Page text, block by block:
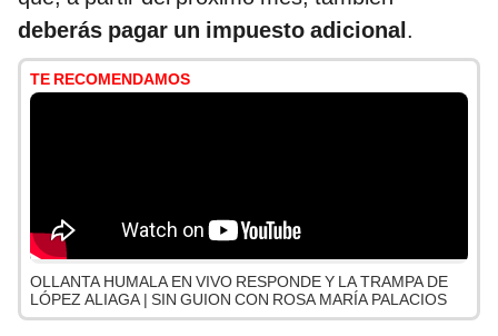
deberás pagar un impuesto adicional.
TE RECOMENDAMOS
OLLANTA HUMALA EN VIVO RESPONDE Y LA TRAMPA DE
LÓPEZ ALIAGA | SIN GUION CON ROSA MARÍA PALACIOS